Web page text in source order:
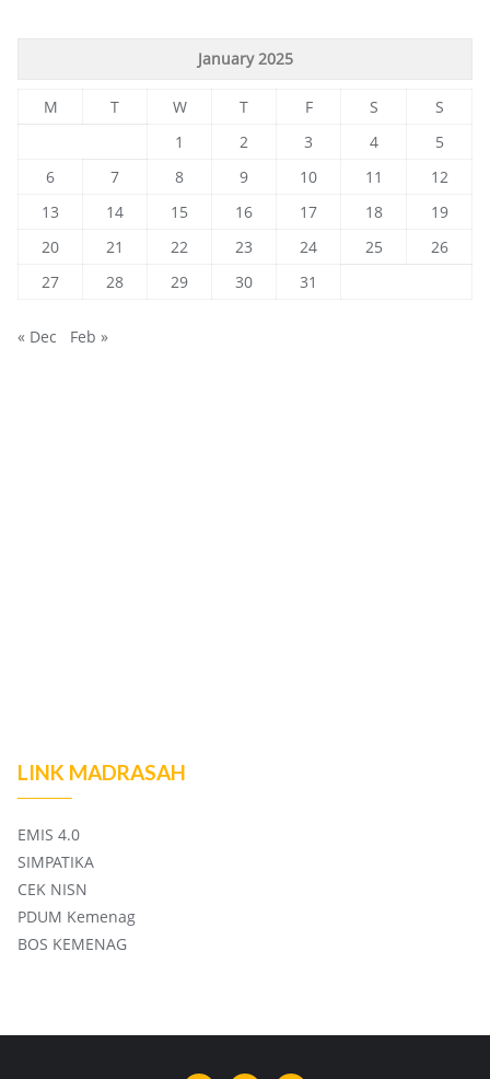
January 2025
M T W T F S
S
1
2 3 4
5
6
7 8 9 10 11
12
13
14 15 16 17 18
19
20
21 22 23 24 25
26
27
28 29 30 31
« Dec Feb »
LINK MADRASAH
EMIS 4.0
SIMPATIKA
CEK NISN
PDUM Kemenag
BOS KEMENAG